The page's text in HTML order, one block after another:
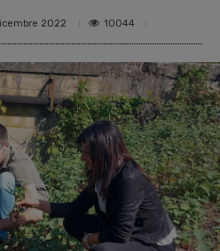
2022 10044